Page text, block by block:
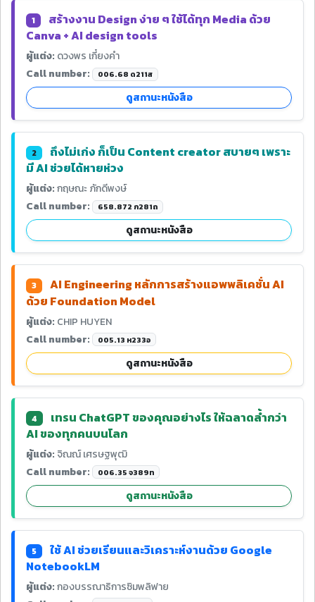
1
สร้างงาน Design ง่าย ๆ ใช้ได้ทุก Media ด้วย
Canva + AI design tools
ผู้แต่ง: ดวงพร เกี๋ยงคำ
Call number:
006.68 ด211ส
ดูสถานะหนังสือ
2
ถึงไม่เก่ง ก็เป็น Content creator สบายๆ เพราะ
มี AI ช่วยได้หายห่วง
ผู้แต่ง:กฤษณะ ภักดีพงษ์
Call number:
658.872 ก281ถ
ดูสถานะหนังสือ
3
AI Engineering หลักการสร้างแอพพลิเคชั่น AI
ด้วย Foundation Model
ผู้แต่ง: CHIP HUYEN
Call number:
005.13 ห233อ
ดูสถานะหนังสือ
4
เทรน ChatGPT ของคุณอย่างไร ให้ฉลาดล้ำกว่า
AI ของทุกคนบนโลก
ผู้แต่ง: จิณณ์ เศรษฐพุฒิ
Call number:
006.35 จ389ท
ดูสถานะหนังสือ
5
ใช้ AI ช่วยเรียนและวิเคราะห์งานด้วย Google
NotebookLM
ผู้แต่ง:กองบรรณาธิการซิมพลิฟาย